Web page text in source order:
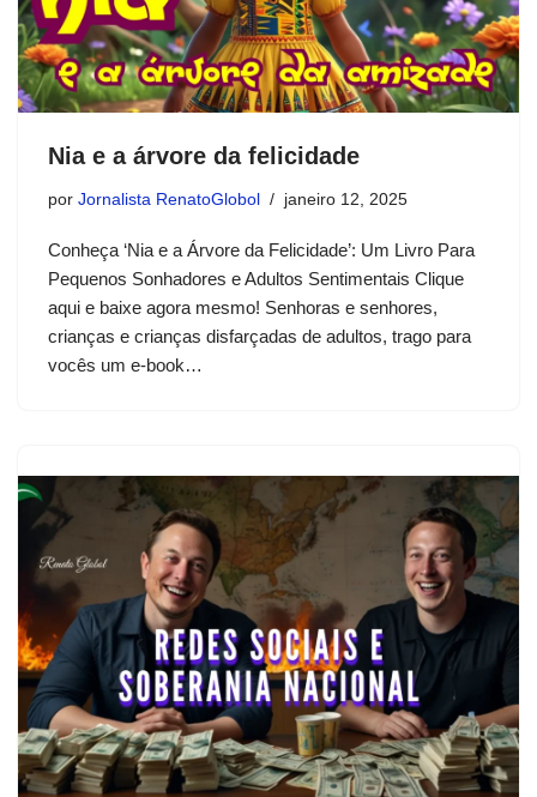
Nia e a árvore da felicidade
por Jornalista RenatoGlobol janeiro 12, 2025
Conheça ‘Nia e a Árvore da Felicidade’: Um Livro Para
Pequenos Sonhadores e Adultos Sentimentais Clique
aqui e baixe agora mesmo! Senhoras e senhores,
crianças e crianças disfarçadas de adultos, trago para
vocês um e-book…